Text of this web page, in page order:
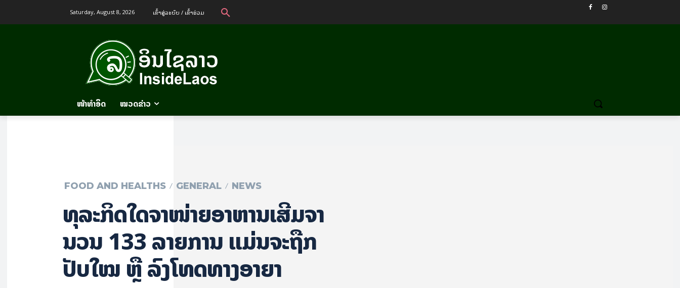
Saturday, August 8, 2026 ເຂົ້າ​ສູ່​ລະ​ບົບ / ເຂົ້າ​ຮ່ວມ
ໜ້າທຳອິດ ໝວດຂ່າວ
FOOD AND HEALTHS GENERAL NEWS
ທຸລະກິດໃດຈໍາໜ່າຍອາຫານເສີມຈໍາ
ນວນ 133 ລາຍການ ແມ່ນຈະຖືກ
ປັບໃໝ ຫຼື ລົງໂທດທາງອາຍາ